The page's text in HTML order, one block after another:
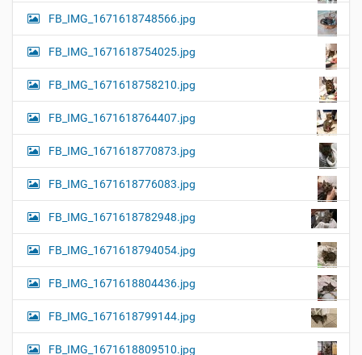
FB_IMG_1671618748566.jpg
FB_IMG_1671618754025.jpg
FB_IMG_1671618758210.jpg
FB_IMG_1671618764407.jpg
FB_IMG_1671618770873.jpg
FB_IMG_1671618776083.jpg
FB_IMG_1671618782948.jpg
FB_IMG_1671618794054.jpg
FB_IMG_1671618804436.jpg
FB_IMG_1671618799144.jpg
FB_IMG_1671618809510.jpg